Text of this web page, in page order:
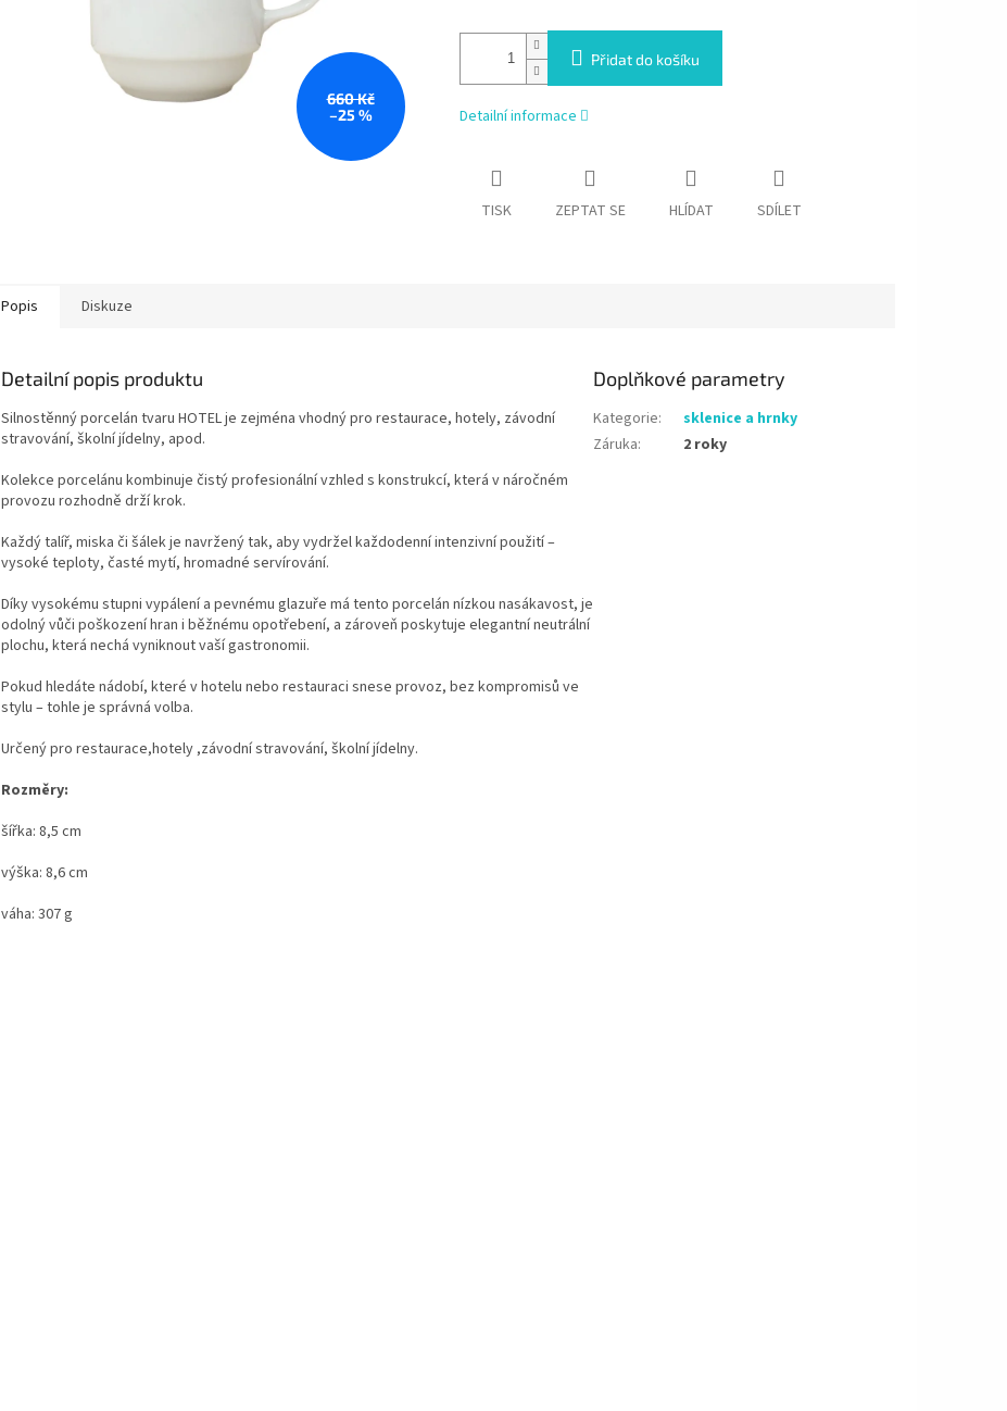
660 Kč
–25 %
Přidat do košíku
Detailní informace
TISK ZEPTAT SE HLÍDAT SDÍLET
Popis Diskuze
Detailní popis produktu
Silnostěnný porcelán tvaru HOTEL je zejména vhodný pro restaurace, hotely, závodní
stravování, školní jídelny, apod.
Kolekce porcelánu kombinuje čistý profesionální vzhled s konstrukcí, která v náročném
provozu rozhodně drží krok.
Každý talíř, miska či šálek je navržený tak, aby vydržel každodenní intenzivní použití –
vysoké teploty, časté mytí, hromadné servírování.
Díky vysokému stupni vypálení a pevnému glazuře má tento porcelán nízkou nasákavost, je
odolný vůči poškození hran i běžnému opotřebení, a zároveň poskytuje elegantní neutrální
plochu, která nechá vyniknout vaší gastronomii.
Pokud hledáte nádobí, které v hotelu nebo restauraci snese provoz, bez kompromisů ve
stylu – tohle je správná volba.
Určený pro restaurace,hotely ,závodní stravování, školní jídelny.
Rozměry:
šířka: 8,5 cm
výška: 8,6 cm
váha: 307 g
Doplňkové parametry
Kategorie:
sklenice a hrnky
Záruka: 2 roky